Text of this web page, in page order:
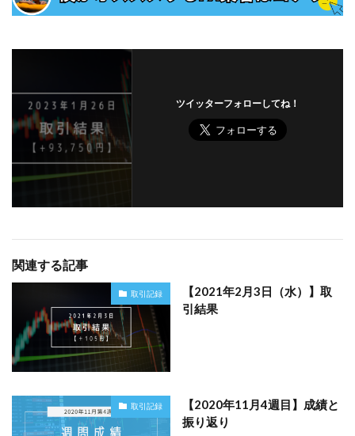
ツイッターフォローしてね！
関連する記事
取引記録
【2021年2月3日（水）】取
引結果
取引記録
【2020年11月4週目】成績と
振り返り